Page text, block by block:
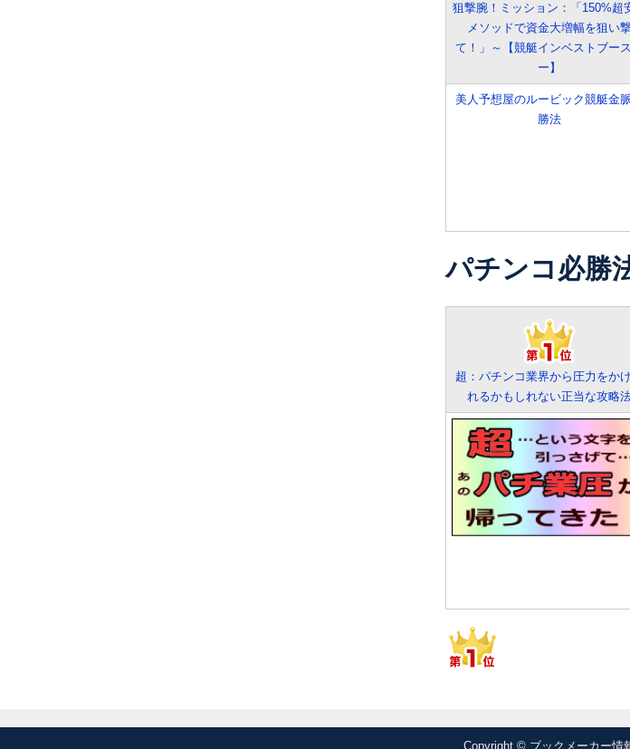
狙撃腕！ミッション：「150%超
メソッドで資金大増幅を狙い
て！」～【競艇インベストブー
ー】
美人予想屋のルービック競艇金
勝法
パチンコ必勝
超：パチンコ業界から圧力をか
れるかもしれない正当な攻略
Copyright © ブックメーカー情